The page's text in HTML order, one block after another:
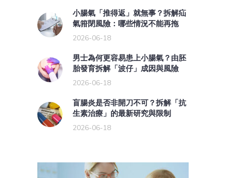
小腸氣「推得返」就無事？拆解疝
氣箝閉風險：哪些情況不能再拖
2026-06-18
男士為何更容易患上小腸氣？由胚
胎發育拆解「波仔」成因與風險
2026-06-18
盲腸炎是否非開刀不可？拆解「抗
生素治療」的最新研究與限制
2026-06-18